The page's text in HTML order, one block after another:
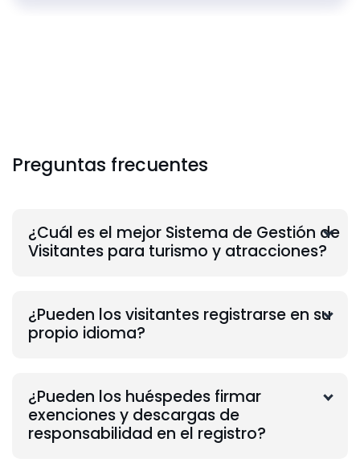
Preguntas frecuentes
¿Cuál es el mejor Sistema de Gestión de
Visitantes para turismo y atracciones?
¿Pueden los visitantes registrarse en su
propio idioma?
¿Pueden los huéspedes firmar
exenciones y descargas de
responsabilidad en el registro?